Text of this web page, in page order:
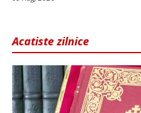
Acatiste zilnice